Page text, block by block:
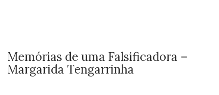
Memórias de uma Falsificadora –
Margarida Tengarrinha